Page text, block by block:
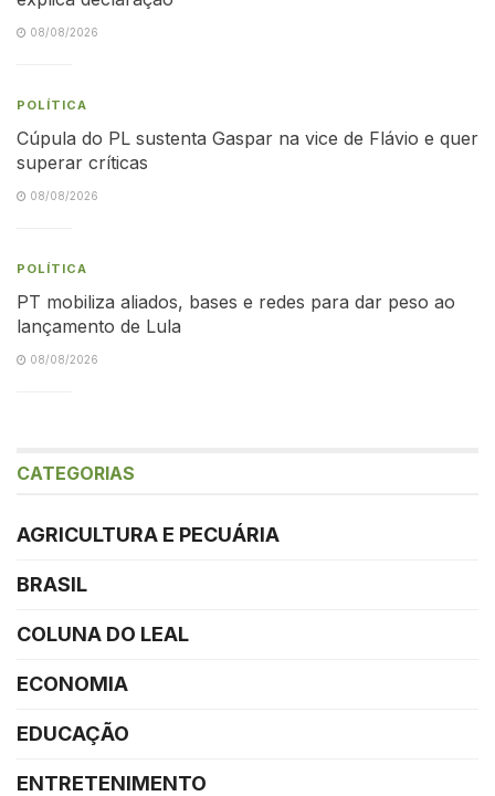
08/08/2026
POLÍTICA
Cúpula do PL sustenta Gaspar na vice de Flávio e quer
superar críticas
08/08/2026
POLÍTICA
PT mobiliza aliados, bases e redes para dar peso ao
lançamento de Lula
08/08/2026
CATEGORIAS
AGRICULTURA E PECUÁRIA
BRASIL
COLUNA DO LEAL
ECONOMIA
EDUCAÇÃO
ENTRETENIMENTO